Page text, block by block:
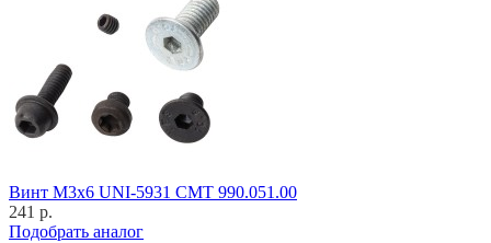
Винт M3x6 UNI-5931 CMT 990.051.00
241 р.
Подобрать аналог